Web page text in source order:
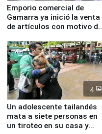
Emporio comercial de
Gamarra ya inició la venta
de artículos con motivo de
4
Un adolescente tailandés
mata a siete personas en
un tiroteo en su casa y